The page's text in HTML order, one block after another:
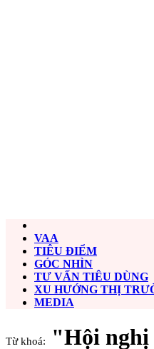
VAA
TIÊU ĐIỂM
GÓC NHÌN
TƯ VẤN TIÊU DÙNG
XU HƯỚNG THỊ
MEDIA
Từ khoá: "Hội nghị